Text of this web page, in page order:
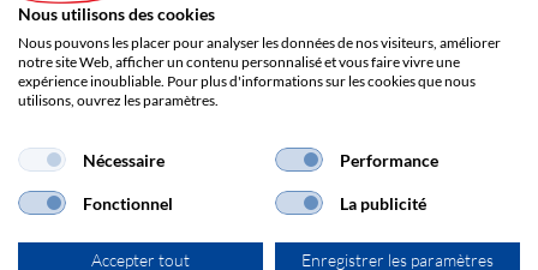
Brands
Protection des données
Frais de port
Nous utilisons des cookies
Nous pouvons les placer pour analyser les données de nos visiteurs, améliorer
notre site Web, afficher un contenu personnalisé et vous faire vivre une
expérience inoubliable. Pour plus d'informations sur les cookies que nous
utilisons, ouvrez les paramètres.
Nécessaire Performance
Fonctionnel La publicité
Accepter tout Enregistrer les paramètres